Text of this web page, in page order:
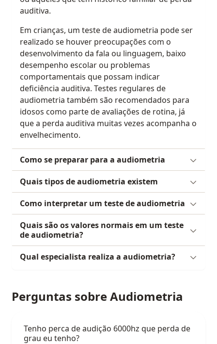
auditiva.
Em crianças, um teste de audiometria pode ser
realizado se houver preocupações com o
desenvolvimento da fala ou linguagem, baixo
desempenho escolar ou problemas
comportamentais que possam indicar
deficiência auditiva. Testes regulares de
audiometria também são recomendados para
idosos como parte de avaliações de rotina, já
que a perda auditiva muitas vezes acompanha o
envelhecimento.
Como se preparar para a audiometria
Quais tipos de audiometria existem
Como interpretar um teste de audiometria
Quais são os valores normais em um teste
de audiometria?
Qual especialista realiza a audiometria?
Perguntas sobre Audiometria
Tenho perca de audição 6000hz que perda de
grau eu tenho?